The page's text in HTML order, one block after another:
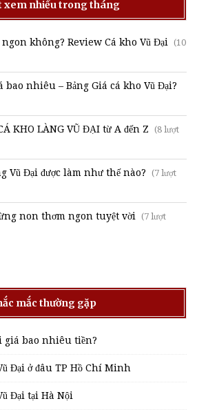
xem nhiều trong tháng
không? Review Cá kho Vũ Đại (10
bao nhiêu – Bảng Giá cá kho Vũ Đại?
KHO LÀNG VŨ ĐẠI từ A đến Z (8 lượt
Vũ Đại được làm như thế nào? (7 lượt
non thơm ngon tuyệt vời (7 lượt
mắc thường gặp
giá bao nhiêu tiền?
Đại ở đâu TP Hồ Chí Minh
Đại tại Hà Nội